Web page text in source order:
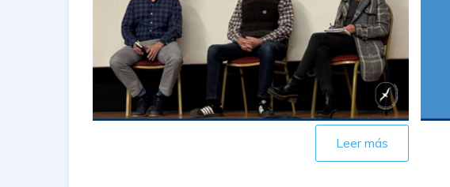
Leer más